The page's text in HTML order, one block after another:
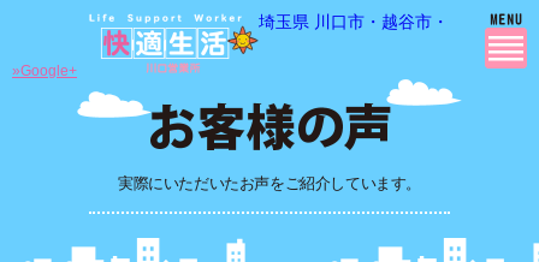
埼玉県 川口市・越谷市・さいたま
実際にいただいたお声をご紹介しています。
»Google+